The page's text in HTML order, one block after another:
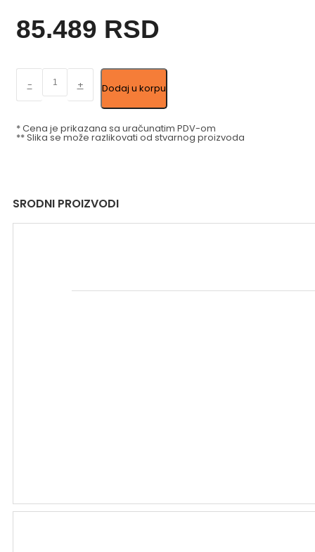
85.489 RSD
SABIANA
Zidni
coil
T-
- + Dodaj u korpu
* Cena je prikazana sa uračunatim PDV-om
** Slika se može razlikovati od stvarnog proizvoda
SRODNI PROIZVODI